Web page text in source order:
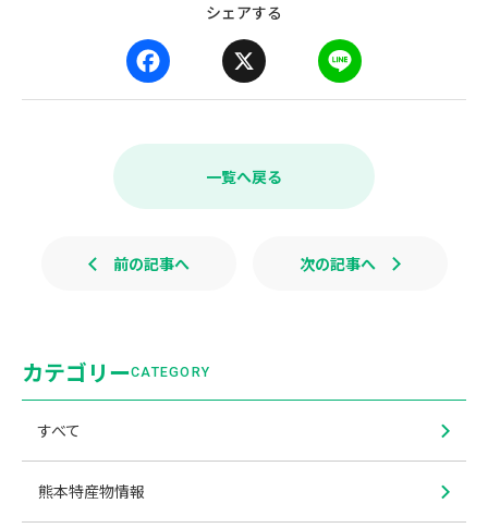
シェアする
a
e
k
i
e
一覧へ戻る
前の記事へ 次の記事へ
カテゴリーCATEGORY
すべて
熊本特産物情報